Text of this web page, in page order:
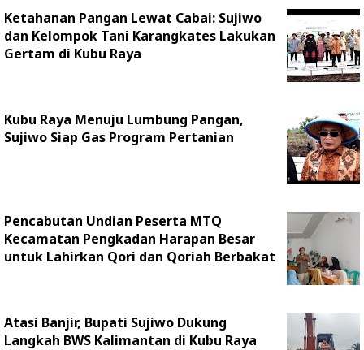
Ketahanan Pangan Lewat Cabai: Sujiwo
dan Kelompok Tani Karangkates Lakukan
Gertam di Kubu Raya
Kubu Raya Menuju Lumbung Pangan,
Sujiwo Siap Gas Program Pertanian
Pencabutan Undian Peserta MTQ
Kecamatan Pengkadan Harapan Besar
untuk Lahirkan Qori dan Qoriah Berbakat
Atasi Banjir, Bupati Sujiwo Dukung
Langkah BWS Kalimantan di Kubu Raya